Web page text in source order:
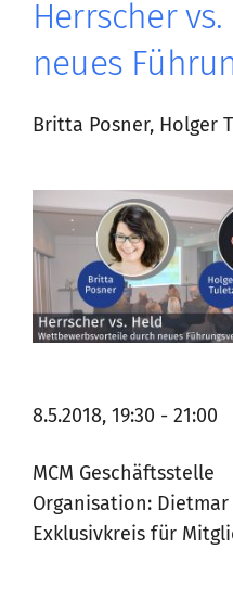
Herrscher
neues
Britta Posner, Holger
8.5.2018, 19:30 - 21:00
MCM Geschäftsstelle
Organisation: Dietmar
Exklusivkreis für